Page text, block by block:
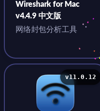
Wireshark for Mac
v4.4.9 中文版
网络封包分析工具
v11.0.12